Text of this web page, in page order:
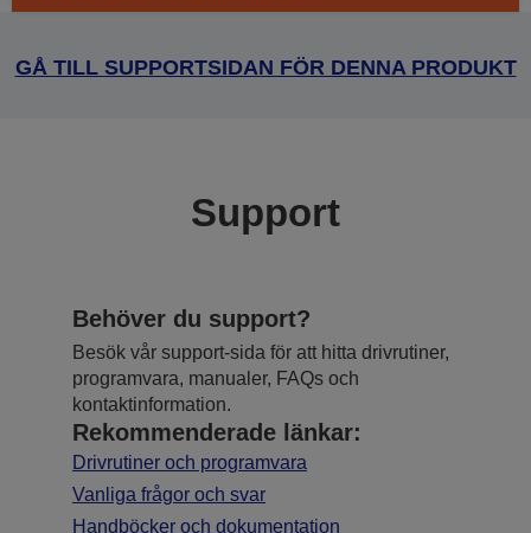
GÅ TILL SUPPORTSIDAN FÖR DENNA PRODUKT
Support
Behöver du support?
Besök vår support-sida för att hitta drivrutiner,
programvara, manualer, FAQs och
kontaktinformation.
Rekommenderade länkar:
Drivrutiner och programvara
Vanliga frågor och svar
Handböcker och dokumentation